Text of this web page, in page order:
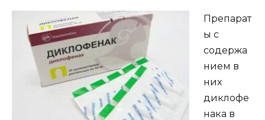
Препарат
ы с
содержа
нием в
них
диклофе
нака в